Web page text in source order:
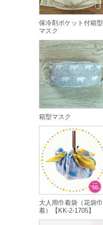
保冷剤ポケット付箱型
マスク
箱型マスク
大人用巾着袋（花袋巾
着）【KK-2-1705】